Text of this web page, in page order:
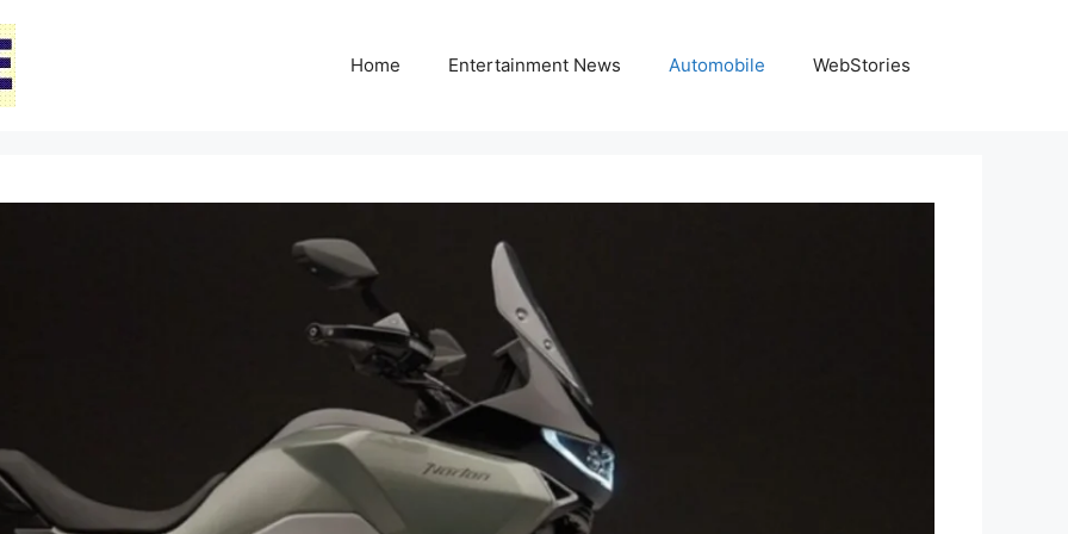
Home Entertainment News Automobile WebStories